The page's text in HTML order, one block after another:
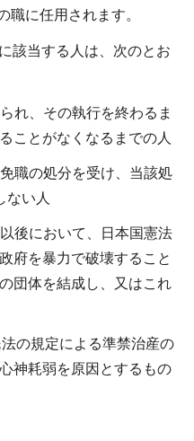
職に任用されます。
該当する人は、次のとお
れ、その執行を終わるま
ことがなくなるまでの人
職の処分を受け、当該処
ない人
後において、日本国憲法
府を暴力で破壊すること
団体を結成し、又はこれ
の規定による準禁治産の
神耗弱を原因とするもの